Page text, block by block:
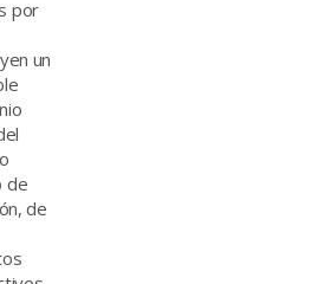
por
un
de
de